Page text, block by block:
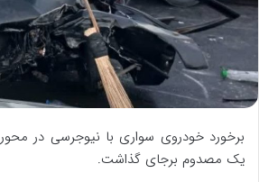
ی
م
ی
ل
برخورد خودروی سواری با نیوجرسی در محور
یک مصدوم برجای گذاشت.